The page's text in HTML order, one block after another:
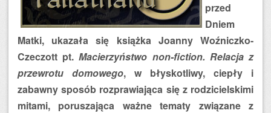
przed
Dniem
Matki, ukazała się książka Joanny Woźniczko-
Czeczott pt.Macierzyństwo non-fiction. Relacja z
przewrotu domowego, w błyskotliwy, ciepły i
zabawny sposób rozprawiająca się z rodzicielskimi
mitami, poruszająca ważne tematy związane z